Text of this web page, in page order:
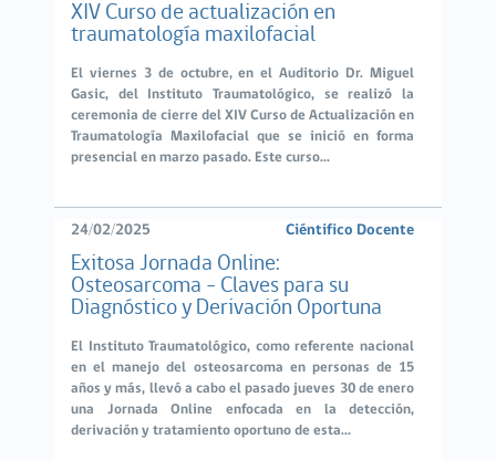
XIV Curso de actualización en
traumatología maxilofacial
El viernes 3 de octubre, en el Auditorio Dr. Miguel
Gasic, del Instituto Traumatológico, se realizó la
ceremonia de cierre del XIV Curso de Actualización en
Traumatología Maxilofacial que se inició en forma
presencial en marzo pasado. Este curso...
24/02/2025 Ciéntifico Docente
Exitosa Jornada Online:
Osteosarcoma - Claves para su
Diagnóstico y Derivación Oportuna
El Instituto Traumatológico, como referente nacional
en el manejo del osteosarcoma en personas de 15
años y más, llevó a cabo el pasado jueves 30 de enero
una Jornada Online enfocada en la detección,
derivación y tratamiento oportuno de esta...